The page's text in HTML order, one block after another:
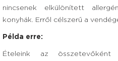
nincsenek elkülönített
konyhák. Erről célszerű a
Példa erre:
Ételeink az